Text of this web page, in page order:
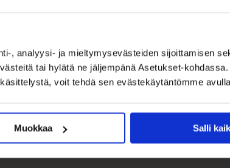
, analyysi- ja mieltymysevästeiden sijoittamisen
tai hylätä ne jäljempänä Asetukset-
voit tehdä sen evästekäytäntömme
Muokkaa Salli
€69,99
Butterfly Sleeve Mesh Ankle Dress
BUBBLEROOM OCCASION